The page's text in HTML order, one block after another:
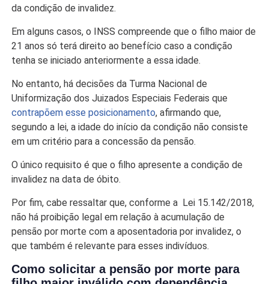
da condição de invalidez.
Em alguns casos, o INSS compreende que o filho maior de
21 anos só terá direito ao benefício caso a condição
tenha se iniciado anteriormente a essa idade.
No entanto, há decisões da Turma Nacional de
Uniformização dos Juizados Especiais Federais que
contrapõem esse posicionamento, afirmando que,
segundo a lei, a idade do início da condição não consiste
em um critério para a concessão da pensão.
O único requisito é que o filho apresente a condição de
invalidez na data de óbito.
Por fim, cabe ressaltar que, conforme a Lei 15.142/2018,
não há proibição legal em relação à acumulação de
pensão por morte com a aposentadoria por invalidez, o
que também é relevante para esses indivíduos.
Como solicitar a pensão por morte para